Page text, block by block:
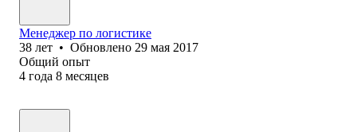
Менеджер по логистике
38 лет • Обновлено 29 мая 2017
Общий опыт
4 года 8 месяцев